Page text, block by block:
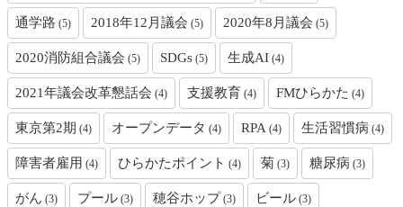
通学路 (5) 2018年12月議会 (5) 2020年8月議会 (5)
2020消防組合議会 (5) SDGs (5) 生成AI (4)
2021年議会改革懇話会 (4) 支援教育 (4) FMひらかた (4)
東京第2期 (4) オープンデータ (4) RPA (4) 生活習慣病 (4)
障害者雇用 (4) ひらかたポイント (4) 菊 (3) 糖尿病 (3)
がん (3) プール (3) 穂谷ホップ (3) ビール (3)